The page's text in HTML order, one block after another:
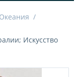
/
Искусство